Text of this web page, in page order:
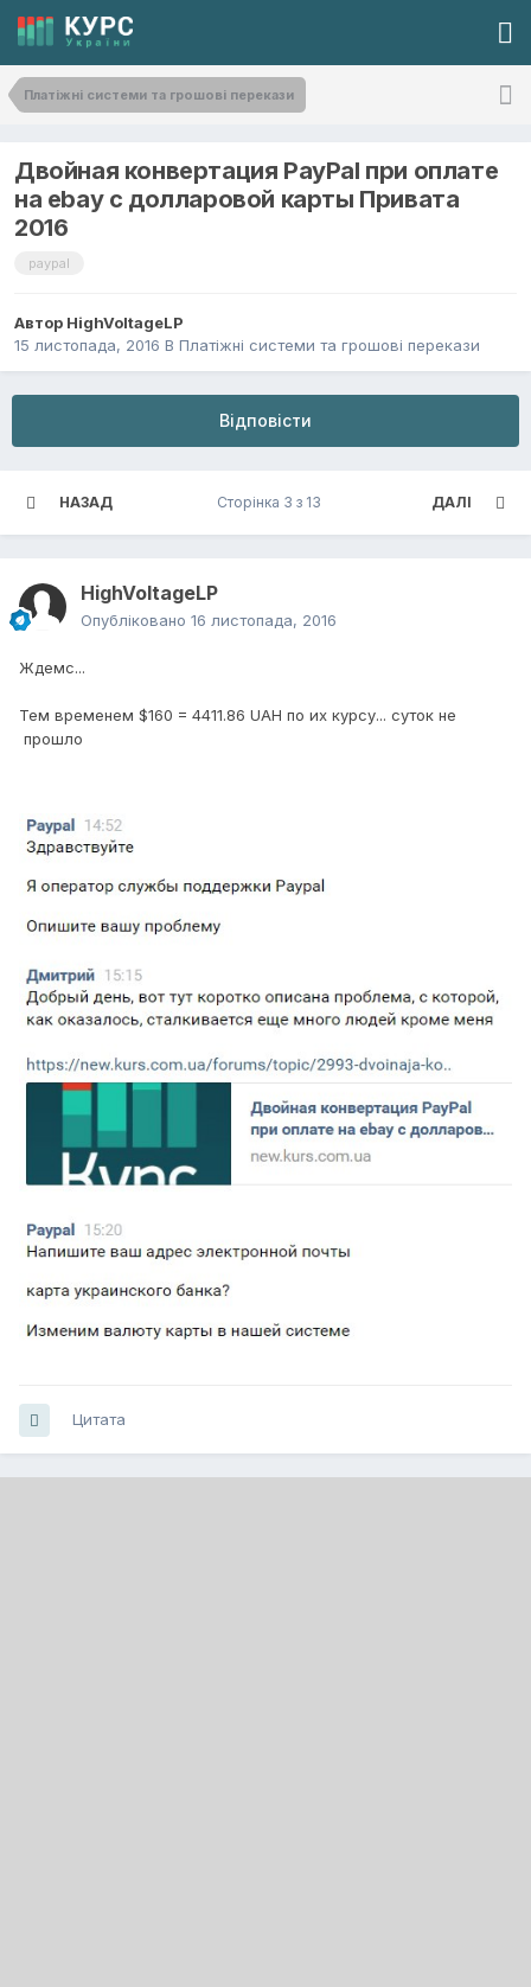
Платіжні системи та грошові перекази
Двойная конвертация PayPal при оплате
на ebay с долларовой карты Привата
2016
paypal
Автор HighVoltageLP
15 листопада, 2016 В Платіжні системи та грошові перекази
Відповісти
НАЗАД ДАЛІ
Сторінка 3 з 13
HighVoltageLP
Опубліковано 16 листопада, 2016
Ждемс...
Тем временем $160 = 4411.86 UAH по их курсу... суток не
прошло
Цитата